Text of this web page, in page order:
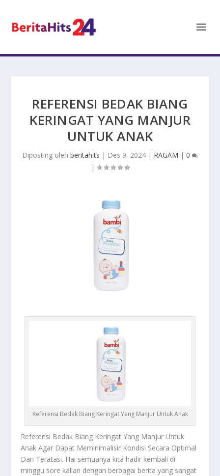
REFERENSI BEDAK BIANG
KERINGAT YANG MANJUR
UNTUK ANAK
Diposting oleh beritahits | Des 9, 2024 | RAGAM | 0
|
Referensi Bedak Biang Keringat Yang Manjur Untuk Anak
Referensi Bedak Biang Keringat Yang Manjur Untuk
Anak Agar Dapat Meminimalisir Kondisi Secara Optimal
Dan Teratasi. Hai semuanya kita hadir kembali di
minggu sore kalian dengan berbagai berita yang sangat